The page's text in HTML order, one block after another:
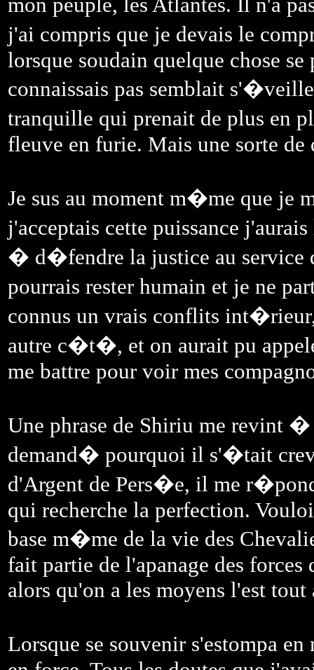
j'ai compris que je devais le
lorsque soudain quelque chose
connaissais pas semblait
tranquille qui prenait de plus en
fleuve en furie. Mais une sorte de
Je sus au moment m�me que je
j'acceptais cette puissance
� d�fendre la justice au service
pourrais rester humain et je ne
connus un vrais conflits
autre c�t�, et on aurait pu
me battre pour voir mes
Une phrase de Shiriu me revint
demand� pourquoi il s'�tait
d'Argent de Pers�e, il me
qui recherche la perfection.
base m�me de la vie des
fait partie de l'apanage des
alors qu'on a les moyens l'est tout
Lorsque se souvenir s'estompa